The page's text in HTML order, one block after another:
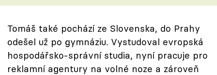
Speciál: Cuketa
Těhotnej kuchař
Tomáš také pochází ze Slovenska, do Prahy
odešel už po gymnáziu. Vystudoval evropská
hospodářsko-správní studia, nyní pracuje pro
reklamní agentury na volné noze a zároveň